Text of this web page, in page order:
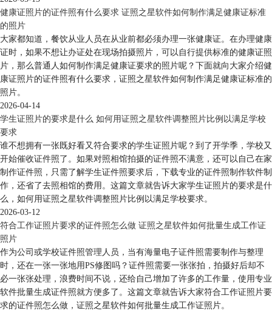
健康证照片的证件照有什么要求 证照之星软件如何制作满足健康证标准
的照片
大家都知道，餐饮从业人员在从业前都必须办理一张健康证。在办理健康
证时，如果不想让办证处在现场拍摄照片，可以自行提供标准的健康证照
片，那么普通人如何制作满足健康证要求的照片呢？下面就向大家介绍健
康证照片的证件照有什么要求，证照之星软件如何制作满足健康证标准的
照片。
2026-04-14
学生证照片的要求是什么 如何用证照之星软件调整照片比例以满足学校
要求
谁不想拥有一张既好看又符合要求的学生证照片呢？到了开学季，学校又
开始催收证件照了。如果对照相馆拍摄的证件照不满意，还可以自己在家
制作证件照，只需了解学生证件照要求后，下载专业的证件照制作软件制
作，还省了去照相馆的费用。这篇文章就告诉大家学生证照片的要求是什
么，如何用证照之星软件调整照片比例以满足学校要求。
2026-03-12
符合工作证照片要求的证件照怎么做 证照之星软件如何批量生成工作证
照片
作为公司或学校证件照管理人员，当有海量电子证件照需要制作与整理
时，还在一张一张地用PS修图吗？证件照需要一张张拍，拍摄好后却不
必一张张处理，浪费时间不说，还给自己增加了许多的工作量，使用专业
软件批量生成证件照就方便多了。这篇文章就告诉大家符合工作证照片要
求的证件照怎么做，证照之星软件如何批量生成工作证照片。